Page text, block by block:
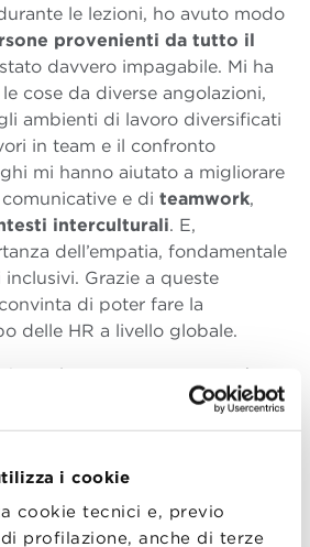
i cookie
cookie tecnici e, previo
profilazione, anche di terze
le lezioni, ho avuto modo
provenienti da tutto il
davvero impagabile. Mi ha
cose da diverse angolazioni,
ambienti di lavoro diversificati
in team e il confronto
mi hanno aiutato a migliorare
e di teamwork,
interculturali. E,
dell’empatia, fondamentale
Grazie a queste
di poter fare la
delle HR a livello globale.
o un progetto che
il programma di Master che ti
o che ritieni abbia avuto
durante il Master, ha